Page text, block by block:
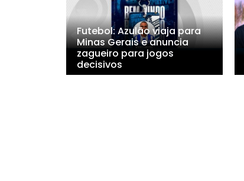
Futebol: Azulão viaja para
Minas Gerais e anuncia
zagueiro para jogos
decisivos